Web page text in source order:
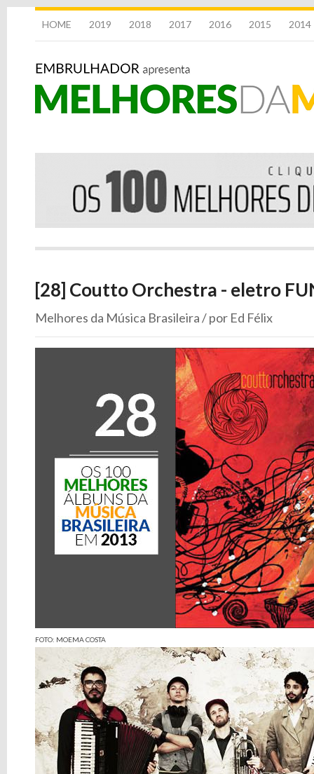
HOME 2019 2018 2017 2016 2015 2014
[28] Coutto Orchestra - eletro
Melhores da Música Brasileira / por Ed Félix
FOTO: MOEMA COSTA